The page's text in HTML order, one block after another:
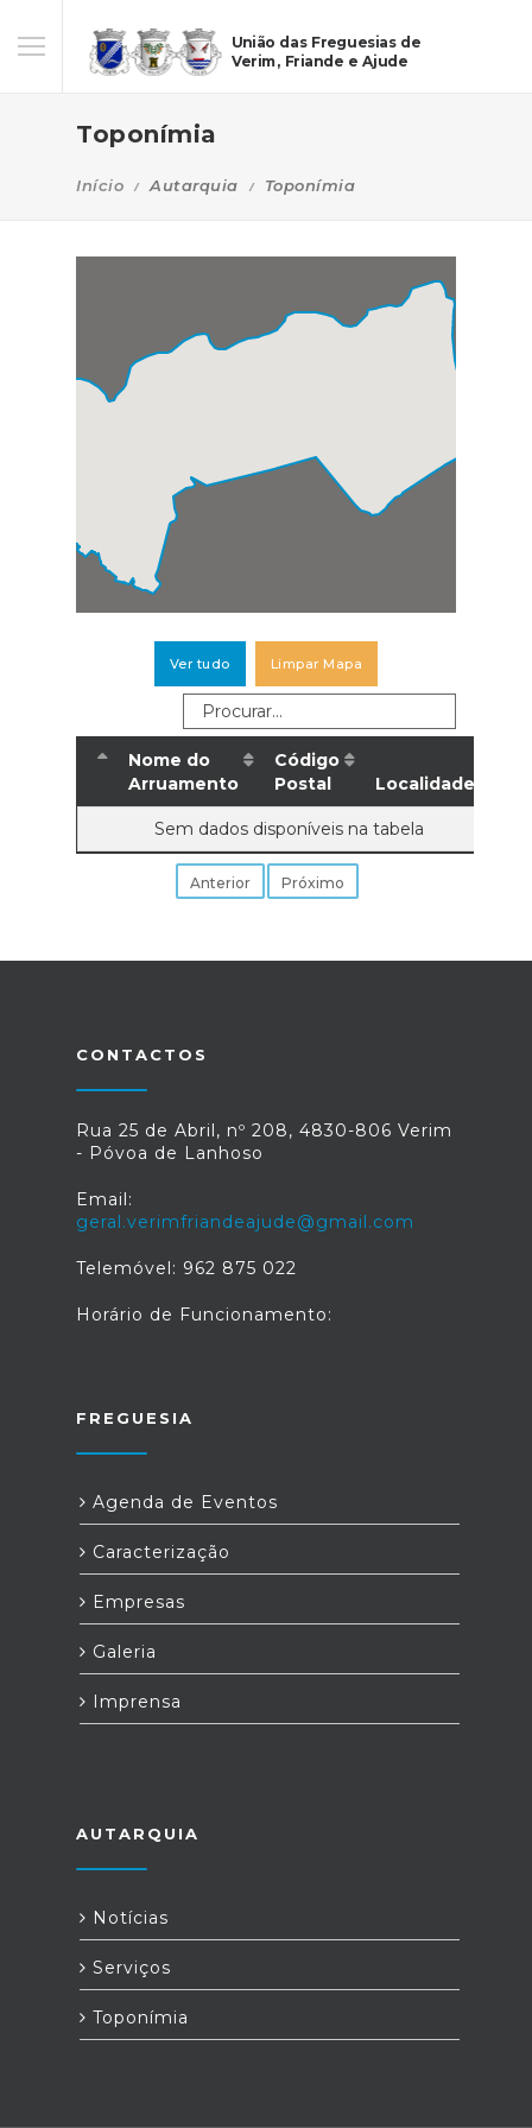
União das Freguesias de
Verim, Friande e Ajude
Toponímia
Início Autarquia Toponímia
Ver tudo Limpar Mapa
Nome do
Arruamento
Código
Postal
Localidade
Sem dados disponíveis na tabela
Anterior Próximo
CONTACTOS
Rua 25 de Abril, nº 208, 4830-806 Verim
- Póvoa de Lanhoso
Email:
geral.verimfriandeajude@gmail.com
Telemóvel: 962 875 022
Horário de Funcionamento:
FREGUESIA
Agenda de Eventos
Caracterização
Empresas
Galeria
Imprensa
AUTARQUIA
Notícias
Serviços
Toponímia